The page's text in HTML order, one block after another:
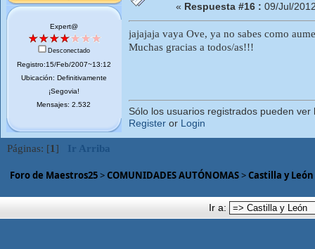
Expert@
Desconectado
Registro:15/Feb/2007~13:12
Ubicación: Definitivamente
¡Segovia!
Mensajes: 2.532
« Respuesta #16 : 09/Jul/
jajajaja vaya Ove, ya no sabes como
Muchas gracias a todos/as!!!
Sólo los usuarios registrados pueden ver
Register or Login
Páginas: [1] Ir Arriba
Foro de Maestros25>COMUNIDADES AUTÓNOMAS>Castilla y León
Ir a: